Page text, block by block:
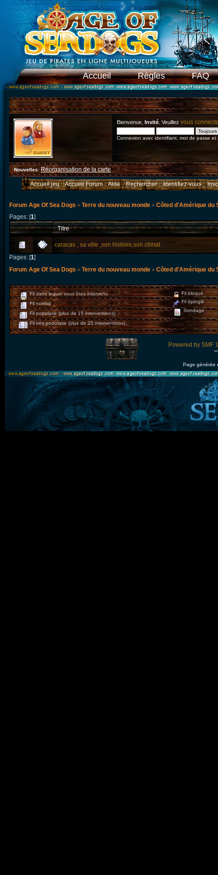
Accueil Règles FAQ
Bienvenue, Invité . Veuillez vous
Connexion avec identifiant, mot de passe et
Nouvelles: Réorganisation de la carte
Accueil jeu::Accueil Forum::Aide::Rechercher::Identifiez-vous::
Forum Age Of Sea Dogs > Terre du nouveau monde > Côted d'Amérique du
Pages: [1]
Titre
caracas , sa ville ,son histoire,son climat
Pages: [1]
Forum Age Of Sea Dogs > Terre du nouveau monde > Côted d'Amérique du
Fil dans lequel vous êtes intervenu
Fil normal
Fil populaire (plus de 15 interventions)
Fil très populaire (plus de 25 interventions)
Fil bloqué
Fil épinglé
Sondage
Powered by SMF
Page générée